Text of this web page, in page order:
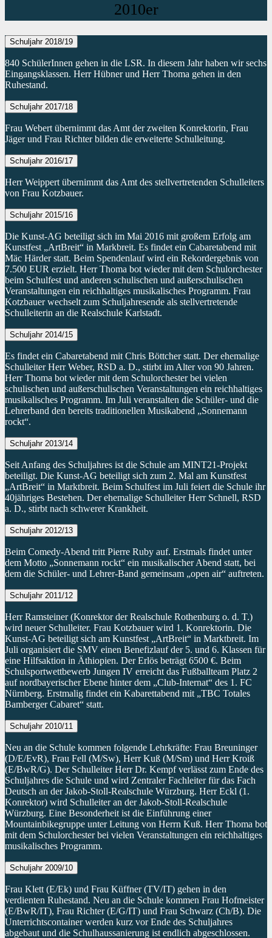
2010er
Schuljahr 2018/19
840 SchülerInnen gehen in die LSR. In diesem Jahr haben wir sechs
Eingangsklassen. Herr Hübner und Herr Thoma gehen in den
Ruhestand.
Schuljahr 2017/18
Frau Webert übernimmt das Amt der zweiten Konrektorin, Frau
Jäger und Frau Richter bilden die erweiterte Schulleitung.
Schuljahr 2016/17
Herr Weippert übernimmt das Amt des stellvertretenden Schulleiters
von Frau Kotzbauer.
Schuljahr 2015/16
Die Kunst-AG beteiligt sich im Mai 2016 mit großem Erfolg am
Kunstfest „ArtBreit“ in Markbreit. Es findet ein Cabaretabend mit
Mäc Härder statt. Beim Spendenlauf wird ein Rekordergebnis von
7.500 EUR erzielt. Herr Thoma bot wieder mit dem Schulorchester
beim Schulfest und anderen schulischen und außerschulischen
Veranstaltungen ein reichhaltiges musikalisches Programm. Frau
Kotzbauer wechselt zum Schuljahresende als stellvertretende
Schulleiterin an die Realschule Karlstadt.
Schuljahr 2014/15
Es findet ein Cabaretabend mit Chris Böttcher statt. Der ehemalige
Schulleiter Herr Weber, RSD a. D., stirbt im Alter von 90 Jahren.
Herr Thoma bot wieder mit dem Schulorchester bei vielen
schulischen und außerschulischen Veranstaltungen ein reichhaltiges
musikalisches Programm. Im Juli veranstalten die Schüler- und die
Lehrerband den bereits traditionellen Musikabend „Sonnemann
rockt“.
Schuljahr 2013/14
Seit Anfang des Schuljahres ist die Schule am MINT21-Projekt
beteiligt. Die Kunst-AG beteiligt sich zum 2. Mal am Kunstfest
„ArtBreit“ in Marktbreit. Beim Schulfest im Juli feiert die Schule ihr
40jähriges Bestehen. Der ehemalige Schulleiter Herr Schnell, RSD
a. D., stirbt nach schwerer Krankheit.
Schuljahr 2012/13
Beim Comedy-Abend tritt Pierre Ruby auf. Erstmals findet unter
dem Motto „Sonnemann rockt“ ein musikalischer Abend statt, bei
dem die Schüler- und Lehrer-Band gemeinsam „open air“ auftreten.
Schuljahr 2011/12
Herr Ramsteiner (Konrektor der Realschule Rothenburg o. d. T.)
wird neuer Schulleiter. Frau Kotzbauer wird 1. Konrektorin. Die
Kunst-AG beteiligt sich am Kunstfest „ArtBreit“ in Marktbreit. Im
Juli organisiert die SMV einen Benefizlauf der 5. und 6. Klassen für
eine Hilfsaktion in Äthiopien. Der Erlös beträgt 6500 €. Beim
Schulsportwettbewerb Jungen IV erreicht das Fußballteam Platz 2
auf nordbayerischer Ebene hinter dem „Club-Internat“ des 1. FC
Nürnberg. Erstmalig findet ein Kabarettabend mit „TBC Totales
Bamberger Cabaret“ statt.
Schuljahr 2010/11
Neu an die Schule kommen folgende Lehrkräfte: Frau Breuninger
(D/E/EvR), Frau Fell (M/Sw), Herr Kuß (M/Sm) und Herr Kroiß
(E/BwR/G). Der Schulleiter Herr Dr. Kempf verlässt zum Ende des
Schuljahres die Schule und wird Zentraler Fachleiter für das Fach
Deutsch an der Jakob-Stoll-Realschule Würzburg. Herr Eckl (1.
Konrektor) wird Schulleiter an der Jakob-Stoll-Realschule
Würzburg. Eine Besonderheit ist die Einführung einer
Mountainbikegruppe unter Leitung von Herrn Kuß. Herr Thoma bot
mit dem Schulorchester bei vielen Veranstaltungen ein reichhaltiges
musikalisches Programm.
Schuljahr 2009/10
Frau Klett (E/Ek) und Frau Küffner (TV/IT) gehen in den
verdienten Ruhestand. Neu an die Schule kommen Frau Hofmeister
(E/BwR/IT), Frau Richter (E/G/IT) und Frau Schwarz (Ch/B). Die
Unterrichtscontainer werden kurz vor Ende des Schuljahres
abgebaut und die Schulhaussanierung ist endlich abgeschlossen.